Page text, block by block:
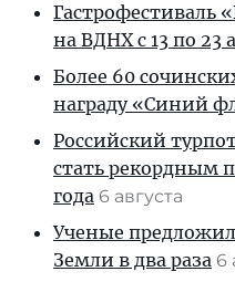
Гастрофестиваль
на ВДНХ с 13 по 23
Более 60
награду «Синий
Российский
стать рекордным
года 6 августа
Ученые
Земли в два раза 6